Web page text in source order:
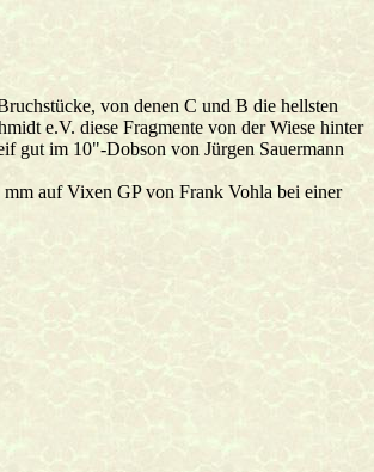
von denen C und B die hellsten
e.V. diese Fragmente von der Wiese hinter
gut im 10"-Dobson von Jürgen Sauermann
auf Vixen GP von Frank Vohla bei einer